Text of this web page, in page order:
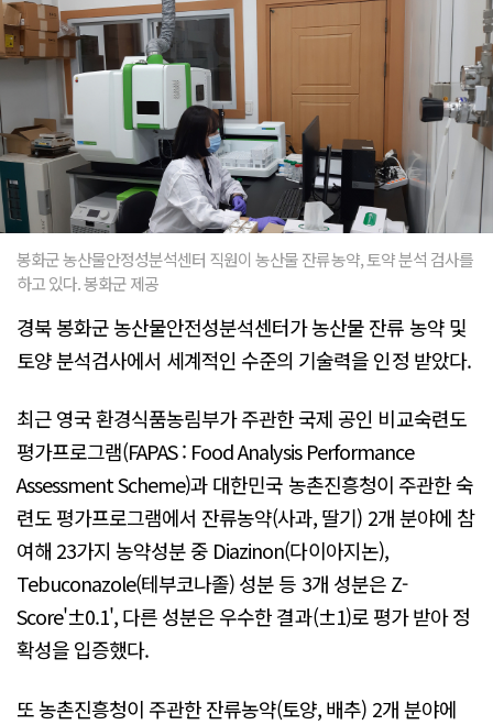
봉화군 농산물안정성분석센터 직원이 농산물 잔류농약, 토약 분석 검사를
하고 있다. 봉화군 제공
경북 봉화군 농산물안전성분석센터가 농산물 잔류 농약 및
토양 분석검사에서 세계적인 수준의 기술력을 인정 받았다.
최근 영국 환경식품농림부가 주관한 국제 공인 비교숙련도
평가프로그램(FAPAS : Food Analysis Performance
Assessment Scheme)과 대한민국 농촌진흥청이 주관한 숙
련도 평가프로그램에서 잔류농약(사과, 딸기) 2개 분야에 참
여해 23가지 농약성분 중 Diazinon(다이아지논),
Tebuconazole(테부코나졸) 성분 등 3개 성분은 Z-
Score'±0.1', 다른 성분은 우수한 결과(±1)로 평가 받아 정
확성을 입증했다.
또 농촌진흥청이 주관한 잔류농약(토양, 배추) 2개 분야에